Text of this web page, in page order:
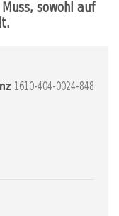
sowohl auf
1610-404-0024-848